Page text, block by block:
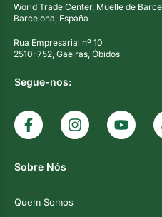
World Trade Center, Muelle de
Barcelona, España
Rua Empresarial nº 10
2510-752, Gaeiras, Óbidos
Segue-nos:
Sobre Nós
Quem Somos